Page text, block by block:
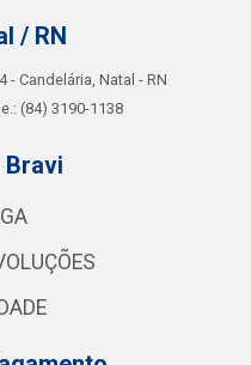
/ RN
- Candelária, Natal - RN
(84) 3190-1138